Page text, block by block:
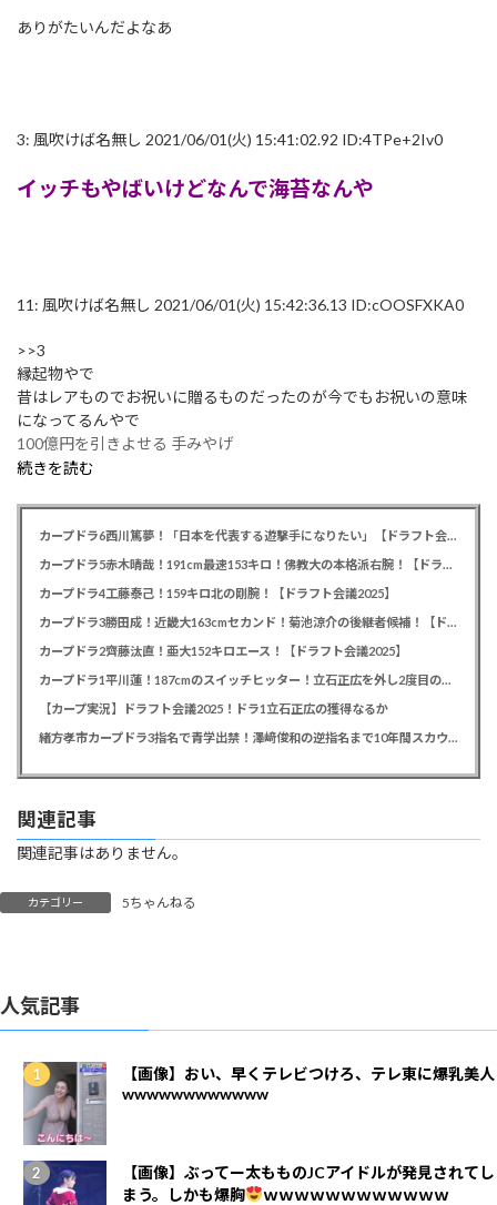
ありがたいんだよなあ
3: 風吹けば名無し 2021/06/01(火) 15:41:02.92 ID:4TPe+2Iv0
イッチもやばいけどなんで海苔なんや
11: 風吹けば名無し 2021/06/01(火) 15:42:36.13 ID:cOOSFXKA0
>>3
縁起物やで
昔はレアものでお祝いに贈るものだったのが今でもお祝いの意味
になってるんやで
100億円を引きよせる 手みやげ
続きを読む
カープドラ6西川篤夢！「日本を代表する遊撃手になりたい」【ドラフト会議2025】
カープドラ5赤木晴哉！191cm最速153キロ！佛教大の本格派右腕！【ドラフト会議2025】
カープドラ4工藤泰己！159キロ北の剛腕！【ドラフト会議2025】
カープドラ3勝田成！近畿大163cmセカンド！菊池涼介の後継者候補！【ドラフト会議2025】
カープドラ2齊藤汰直！亜大152キロエース！【ドラフト会議2025】
カープドラ1平川蓮！187cmのスイッチヒッター！立石正広を外し2度目の重複も新井監督がクジを引き当てる！【ドラフト会議2025】
【カープ実況】ドラフト会議2025！ドラ1立石正広の獲得なるか
緒方孝市カープドラ3指名で青学出禁！澤﨑俊和の逆指名まで10年間スカウト出禁
関連記事
関連記事はありません。
カテゴリー 5ちゃんねる
人気記事
【画像】おい、早くテレビつけろ、テレ東に爆乳美人
wwwwwwwwwwww
【画像】ぶってー太もものJCアイドルが発見されてし
まう。しかも爆胸
ｗｗｗｗｗｗｗｗｗｗｗｗ